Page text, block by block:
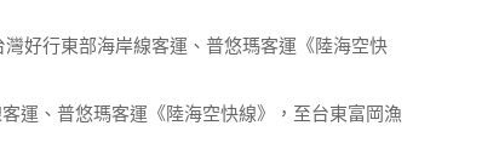
好行東部海岸線客運、普悠瑪客運《陸海空快
運、普悠瑪客運《陸海空快線》，至台東富岡漁